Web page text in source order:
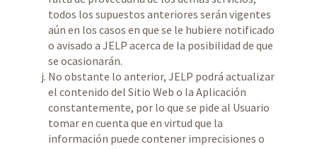
todos los supuestos anteriores serán vigentes
aún en los casos en que se le hubiere notificado
o avisado a JELP acerca de la posibilidad de que
se ocasionarán.
No obstante lo anterior, JELP podrá actualizar
el contenido del Sitio Web o la Aplicación
constantemente, por lo que se pide al Usuario
tomar en cuenta que en virtud que la
información puede contener imprecisiones o